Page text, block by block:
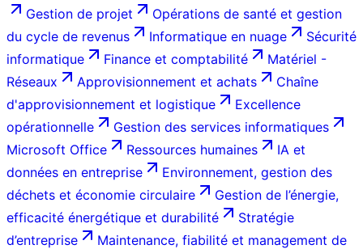
Gestion de projet
Opérations de santé et gestion
du cycle de revenus
Informatique en nuage
Sécurité
informatique
Finance et comptabilité
Matériel -
Réseaux
Approvisionnement et achats
Chaîne
d'approvisionnement et logistique
Excellence
opérationnelle
Gestion des services informatiques
Microsoft Office
Ressources humaines
IA et
données en entreprise
Environnement, gestion des
déchets et économie circulaire
Gestion de l’énergie,
efficacité énergétique et durabilité
Stratégie
d’entreprise
Maintenance, fiabilité et management de